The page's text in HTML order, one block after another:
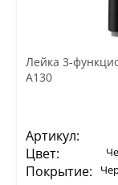
Лейка 3-
A130
Артикул:
Цвет:
Покрытие: